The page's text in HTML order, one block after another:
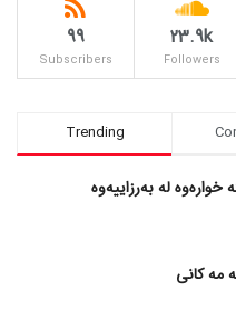
23.9k
Followers
99
Subscribers
Trending
خوارەوە لە بەرزاییەوە
مه کانی